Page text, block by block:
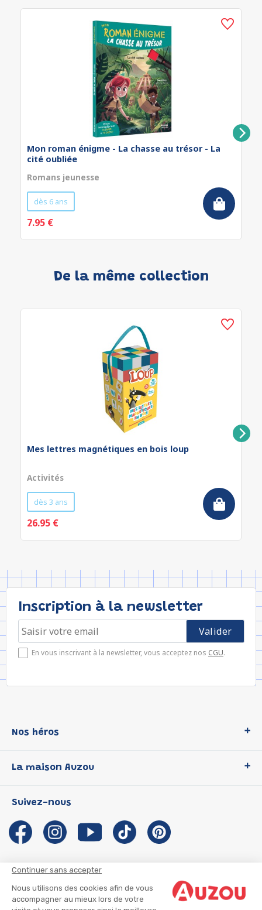
Continuer sans accepter
Nous utilisons des cookies afin de vous
accompagner au mieux lors de votre
Mon roman énigme - La chasse au trésor - La
cité oubliée
Romans jeunesse
dès 6 ans
7.95 €
De la même collection
Mes lettres magnétiques en bois loup
Activités
dès 3 ans
26.95 €
Inscription à la newsletter
En vous inscrivant à la newsletter, vous acceptez nos CGU.
Nos héros
P'tit Loup
Les Influenceuses
Migali
Petite Taupe
La maison Auzou
Notre histoire
Auzou s'engage
Auteurs et illustrateurs Auzou
Suivre mon colis
Suivez-nous
CGU